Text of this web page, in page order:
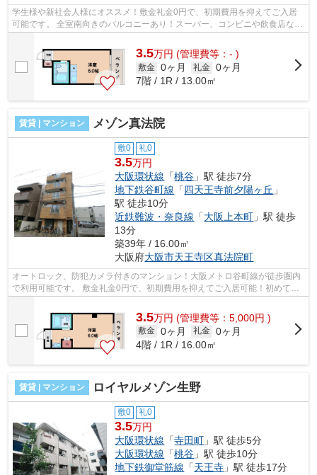
学生様や新社会人様にオススメ！敷金礼金0円で、初期費用を抑えてご入居
可能です。 全室南向きのバルコニーあり！スーパー、コンビニや飲食店な
3.5万円 (管理費等：- )
敷金 0ヶ月 礼金 0ヶ月
7階 / 1R / 13.00㎡
賃貸 | マンション メゾン真法院
敷0 礼0
3.5万円
大阪環状線 「桃谷 」駅 徒歩7分
地下鉄谷町線 「四天王寺前夕陽ヶ丘 」
駅 徒歩10分
近鉄難波・奈良線 「大阪上本町 」駅 徒歩
13分
築39年 / 16.00㎡
大阪府大阪市天王寺区真法院町
オートロック、防犯カメラ付きのマンション！大阪メトロ谷町線が徒歩圏内
で利用可能です。 敷金礼金0円で、初期費用を抑えてご入居可能！初めての
3.5万円 (管理費等：5,000円 )
敷金 0ヶ月 礼金 0ヶ月
4階 / 1R / 16.00㎡
賃貸 | マンション ロイヤルメゾン生野
敷0 礼0
3.5万円
大阪環状線 「寺田町 」駅 徒歩5分
大阪環状線 「桃谷 」駅 徒歩10分
地下鉄御堂筋線 「天王寺 」駅 徒歩17分